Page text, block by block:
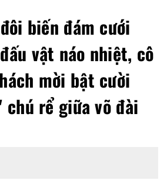
biến đám cưới
vật náo nhiệt, cô
mời bật cười
rể giữa võ đài